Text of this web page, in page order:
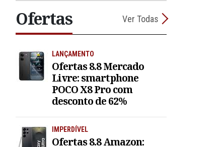
Ofertas Ver Todas
LANÇAMENTO
Ofertas 8.8 Mercado
Livre: smartphone
POCO X8 Pro com
desconto de 62%
IMPERDÍVEL
Ofertas 8.8 Amazon: